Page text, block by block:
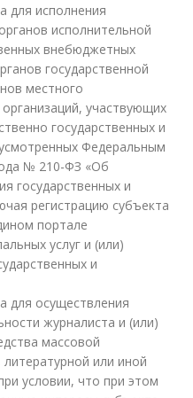
для исполнения
исполнительной
внебюджетных
государственной
местного
участвующих
государственных и
Федеральным
№ 210-ФЗ «Об
государственных и
регистрацию субъекта
портале
услуг и (или)
и
для осуществления
журналиста и (или)
массовой
или иной
условии, что при этом